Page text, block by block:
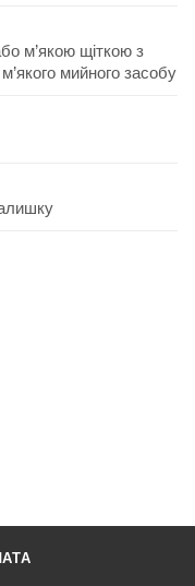
м’якою щіткою з
мийного засобу